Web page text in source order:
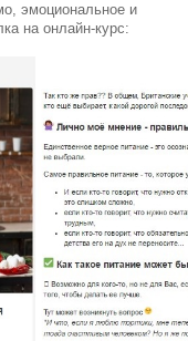
эмоциональное и
на онлайн-курс: